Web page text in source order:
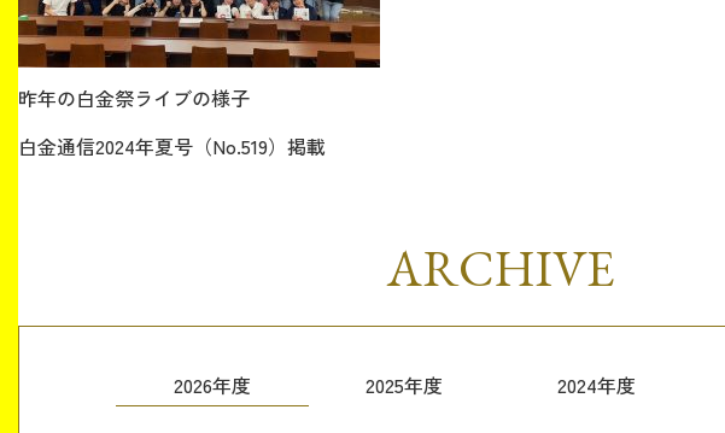
昨年の白金祭ライブの様子
白金通信2024年夏号（No.519）掲載
ARCHIVE
2026年度 2025年度 2024年度